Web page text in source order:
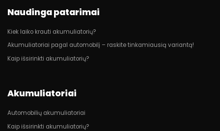
Naudinga patarimai
Kiek laiko krauti akumuliatorių?
Akumuliatoriai pagal automobilį – raskite tinkamiausią variantą!
Kaip išsirinkti akumuliatorių?
Akumuliatoriai
Automobilių akumuliatoriai
Kaip išsirinkti akumuliatorių?